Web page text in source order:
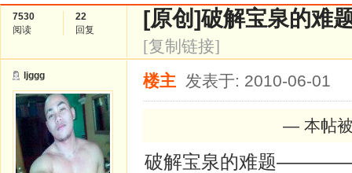
7530
阅读
22
回复
[原创]破解宝泉的
[复制链接]
ljggg 楼主 发表于: 2010-06-01
— 本帖
破解宝泉的难题————